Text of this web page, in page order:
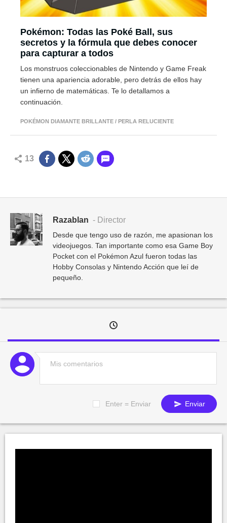
Pokémon: Todas las Poké Ball, sus
secretos y la fórmula que debes conocer
para capturar a todos
Los monstruos coleccionables de Nintendo y Game Freak
tienen una apariencia adorable, pero detrás de ellos hay
un infierno de matemáticas. Te lo detallamos a
continuación.
POKÉMON DIAMANTE BRILLANTE / PERLA RELUCIENTE
13
Razablan - Director
Desde que tengo uso de razón, me apasionan los
videojuegos. Tan importante como esa Game Boy
Pocket con el Pokémon Azul fueron todas las
Hobby Consolas y Nintendo Acción que leí de
pequeño.
Enter = Enviar Enviar